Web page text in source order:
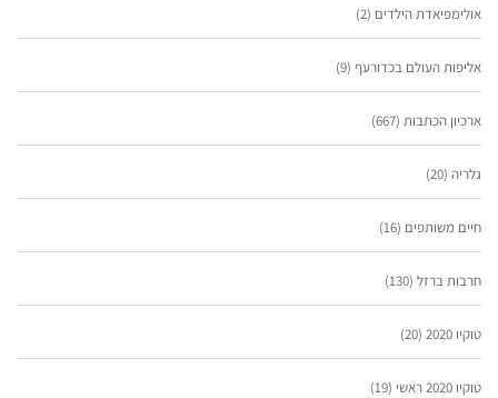
אולימפיאדת הילדים (2)
אליפות העולם בכדורעף (9)
ארכיון הכתבות (667)
גלריה (20)
חיים משותפים (16)
חרבות ברזל (130)
טוקיו 2020 (20)
טוקיו 2020 ראשי (19)